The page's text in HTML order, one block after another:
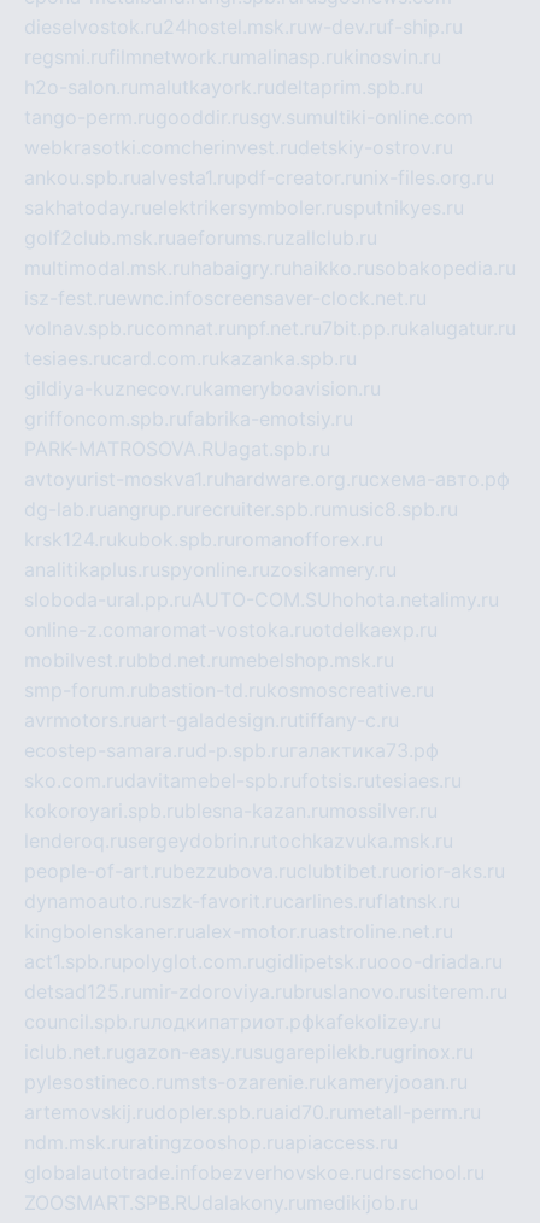
dieselvostok.ru24hostel.msk.ruw-dev.ruf-ship.ru
regsmi.rufilmnetwork.ru malinasp.rukinosvin.ru
h2o-salon.ru malutkayork.rudeltaprim.spb.ru
tango-perm.rugooddir.rusgv.su multiki-online.com
webkrasotki.comcherinvest.rudetskiy-ostrov.ru
ankou.spb.rualvesta1.rupdf-creator.ru nix-files.org.ru
sakhatoday.ruelektrikersymboler.rusputnikyes.ru
golf2club.msk.ruaeforums.ruzallclub.ru
multimodal.msk.ru habaigry.ru haikko.rusobakopedia.ru
isz-fest.ruewnc.infoscreensaver-clock.net.ru
volnav.spb.rucomnat.ru npf.net.ru7bit.pp.rukalugatur.ru
tesiaes.rucard.com.rukazanka.spb.ru
gildiya-kuznecov.rukameryboavision.ru
griffoncom.spb.rufabrika-emotsiy.ru
PARK-MATROSOVA.RUagat.spb.ru
avtoyurist-moskva1.ru hardware.org.ruсхема-авто.рф
dg-lab.ruangrup.ru recruiter.spb.ru music8.spb.ru
krsk124.rukubok.spb.ru romanofforex.ru
analitikaplus.ruspyonline.ruzosikamery.ru
sloboda-ural.pp.ruAUTO-COM.SU hohota.netalimy.ru
online-z.comaromat-vostoka.ruotdelkaexp.ru
mobilvest.rubbd.net.ru mebelshop.msk.ru
smp-forum.rubastion-td.rukosmoscreative.ru
avrmotors.ruart-galadesign.rutiffany-c.ru
ecostep-samara.rud-p.spb.ru галактика73.рф
sko.com.rudavitamebel-spb.rufotsis.rutesiaes.ru
kokoroyari.spb.rublesna-kazan.ru mossilver.ru
lenderoq.rusergeydobrin.rutochkazvuka.msk.ru
people-of-art.rubezzubova.ruclubtibet.ruorior-aks.ru
dynamoauto.ruszk-favorit.rucarlines.ruflatnsk.ru
kingbolenskaner.rualex-motor.ruastroline.net.ru
act1.spb.rupolyglot.com.rugidlipetsk.ruooo-driada.ru
detsad125.ru mir-zdoroviya.rubruslanovo.rusiterem.ru
council.spb.ruлодкипатриот.рфkafekolizey.ru
iclub.net.rugazon-easy.rusugarepilekb.rugrinox.ru
pylesostineco.ru msts-ozarenie.rukameryjooan.ru
artemovskij.rudopler.spb.ruaid70.ru metall-perm.ru
ndm.msk.ru ratingzooshop.ruapiaccess.ru
globalautotrade.info bezverhovskoe.rudrsschool.ru
ZOOSMART.SPB.RUdalakony.ru medikijob.ru